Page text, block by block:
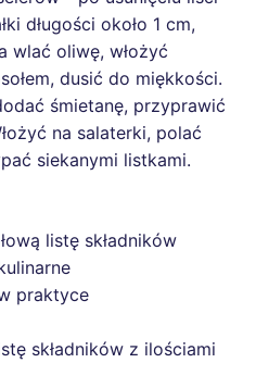
długości około 1 cm,
wlać oliwę, włożyć
dusić do miękkości.
śmietanę, przyprawić
na salaterki, polać
siekanymi listkami.
listę składników
praktyce
składników z ilościami